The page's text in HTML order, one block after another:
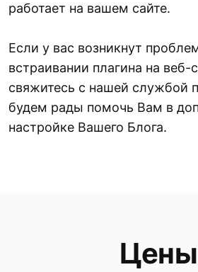
работает на вашем сайте.
Если у вас возникнут
встраивании плагина на веб-
свяжитесь с нашей службой
будем рады помочь Вам в
настройке Вашего Блога.
Цены